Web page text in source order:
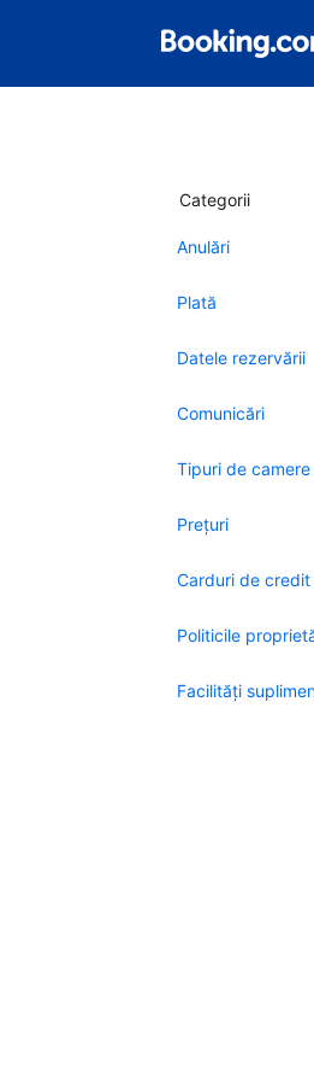
Categorii
Anulări
Plată
Datele rezervării
Comunicări
Tipuri de camere
Preţuri
Carduri de credit
Politicile
Facilităţi